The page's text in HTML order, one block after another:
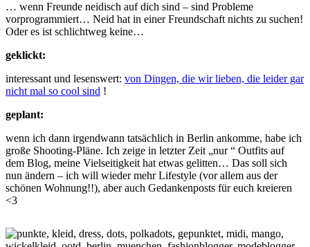
… wenn Freunde neidisch auf dich sind – sind Probleme
vorprogrammiert… Neid hat in einer Freundschaft nichts zu suchen!
Oder es ist schlichtweg keine…
geklickt:
interessant und lesenswert: von Dingen, die wir lieben, die leider gar
nicht mal so cool sind !
geplant:
wenn ich dann irgendwann tatsächlich in Berlin ankomme, habe ich
große Shooting-Pläne. Ich zeige in letzter Zeit „nur “ Outfits auf
dem Blog, meine Vielseitigkeit hat etwas gelitten… Das soll sich
nun ändern – ich will wieder mehr Lifestyle (vor allem aus der
schönen Wohnung!!), aber auch Gedankenposts für euch kreieren
<3